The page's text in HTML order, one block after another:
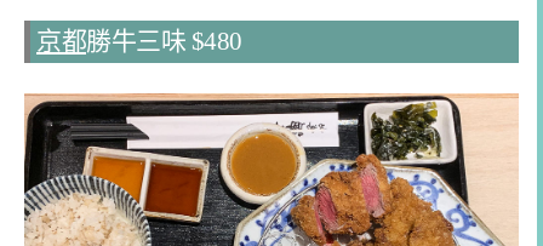
京都勝牛三味 $480